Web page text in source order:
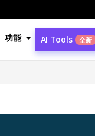
功能 AI Tools 全新